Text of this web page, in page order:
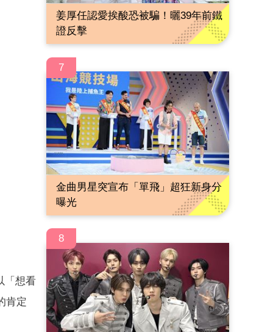
「想看
肯定
姜厚任認愛挨酸恐被騙！曬39年前鐵
證反擊
7
金曲男星突宣布「單飛」超狂新身分
曝光
8